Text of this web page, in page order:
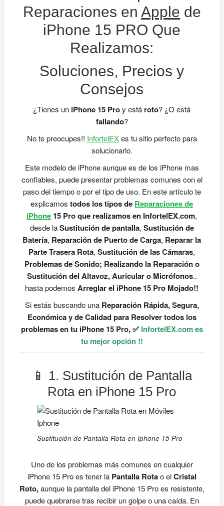
Reparaciones en Apple de
iPhone 15 PRO Que
Realizamos:
Soluciones, Precios y
Consejos
¿Tienes un iPhone 15 Proy está roto? ¿O está
fallando?
No te preocupes!! InfortelEXes tu sitio perfecto para
solucionarlo.
Este modelo de iPhone aunque es de los iPhone mas
confiables, puede presentar problemas comunes con el
paso del tiempo o por el tipo de uso. En este artículo te
explicamostodos los tipos de Reparaciones de
iPhone 15 Pro que realizamos en InfortelEX.com,
desde laSustitución de pantalla, Sustitución de
Batería, Reparación de Puerto de Carga, Reparar la
Parte Trasera Rota,Sustitución de las Cámaras,
Problemas de Sonido; Realizando la Reparación o
Sustitución del Altavoz, Auricular o Micrófonos..
hasta podemos Arreglar el iPhone 15 Pro Mojado!!
Si estás buscando una Reparación Rápida, Segura,
Económica y de Calidad para Resolver todos los
problemas en tu iPhone 15 Pro, ✅ InfortelEX.com es
tu mejor opción !!
📱 1. Sustitución de Pantalla
Rota en iPhone 15 Pro
Sustitución de Pantalla Rota en Iphone 15 Pro
Uno de los problemas más comunes en cualquier
iPhone 15 Pro es tener la Pantalla Rotao elCristal
Roto,aunque la pantalla del iPhone 15 Pro es resistente,
puede quebrarse tras recibir un golpe o una caída. En